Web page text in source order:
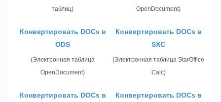
таблиц)
OpenDocument)
Конвертировать DOCs в
ODS
(Электронная таблица
OpenDocument)
Конвертировать DOCs в
SXC
(Электронная таблица StarOffice
Calc)
Конвертировать DOCs в
Конвертировать DOCs в